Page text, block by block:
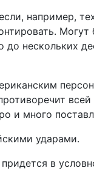
например,
нескольких
и много
ударами.
в